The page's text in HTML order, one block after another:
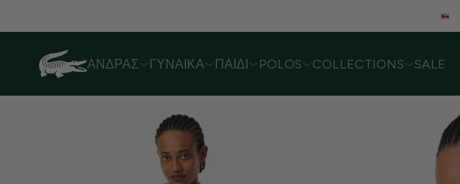
Λόγω αυξημένου όγκου παραγγελιών, ενδέχεται να
ΆΝΔΡΑΣ ΓΥΝΑΊΚΑ ΠΑΙΔΊ POLOS COLLECTIONS SALE